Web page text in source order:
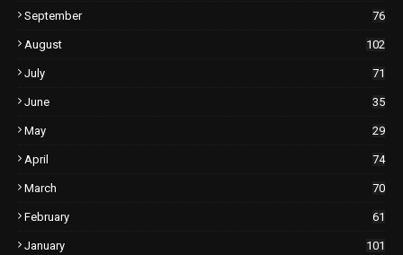
September 76
August 102
July 71
June 35
May 29
April 74
March 70
February 61
January 101